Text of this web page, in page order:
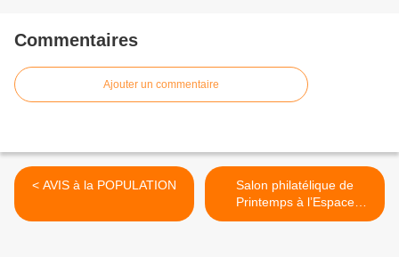
Commentaires
Ajouter un commentaire
< AVIS à la POPULATION
Salon philatélique de
Printemps à l’Espace
Champerret Paris 17e >